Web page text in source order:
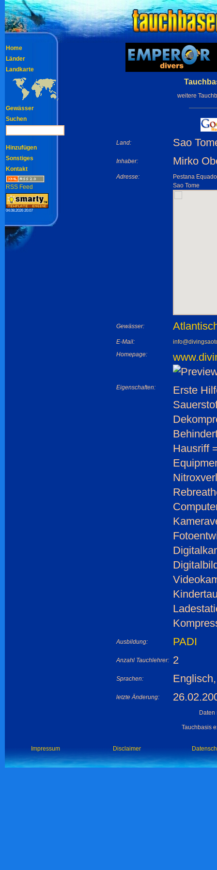
weitere
Land: Sao
Inhaber: Mirko
Adresse:
Pestana
Sao Tome
Gewässer:
E-Mail:
Homepage:
Eigenschaften:
Erste
Hausriff
Ausbildung: PADI
Anzahl Tauchlehrer: 2
Sprachen:
letzte Änderung:
Tauchbasis
Home
Länder
Landkarte
Gewässer
Suchen
Hinzufügen
Sonstiges
Kontakt
RSS Feed
04.08.2026 20:07
Impressum Disclaimer